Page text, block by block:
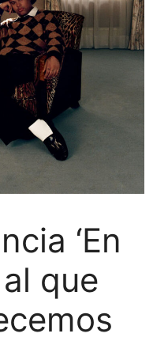
‘En
que